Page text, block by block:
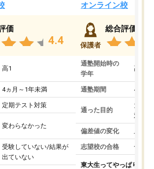
価
4.4
高1
4ヵ月～1年未満
定期テスト対策
変わらなかった
受験していない/結果が
出ていない
オンライン校
保護者
総合評価
通塾開始時の
学年
高3
通塾期間 4ヵ月
通った目的
大学
対策
偏差値の変化 上が
志望校の合格 合格
東大生ってやっぱりすご